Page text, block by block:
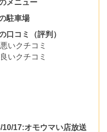
メニュー
駐車場
口コミ（評判）
いクチコミ
いクチコミ
17:オモウマい店放送